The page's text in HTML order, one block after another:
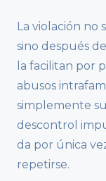
La violación no
sino después
la facilitan por
abusos
simplemente
descontrol
da por única
repetirse.